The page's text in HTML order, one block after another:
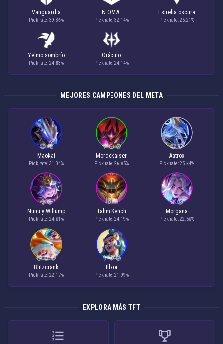
Vanguardia
Pick rate: 39.36%
N.O.V.A.
Pick rate: 32.14%
Estrella oscura
Pick rate: 25.21%
Yelmo sombrío
Pick rate: 24.83%
Oráculo
Pick rate: 24.14%
MEJORES CAMPEONES DEL META
Maokai
Pick rate: 31.04%
Mordekaiser
Pick rate: 26.85%
Aatrox
Pick rate: 25.84%
Nunu y Willump
Pick rate: 24.61%
Tahm Kench
Pick rate: 24.19%
Morgana
Pick rate: 22.56%
Blitzcrank
Pick rate: 22.17%
Illaoi
Pick rate: 21.99%
EXPLORA MÁS TFT